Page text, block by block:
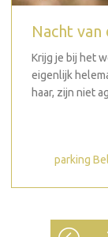
Nacht
Krijg je bij het
eigenlijk
haar, zijn niet
parking